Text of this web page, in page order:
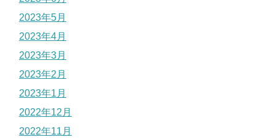
2023年5月
2023年4月
2023年3月
2023年2月
2023年1月
2022年12月
2022年11月